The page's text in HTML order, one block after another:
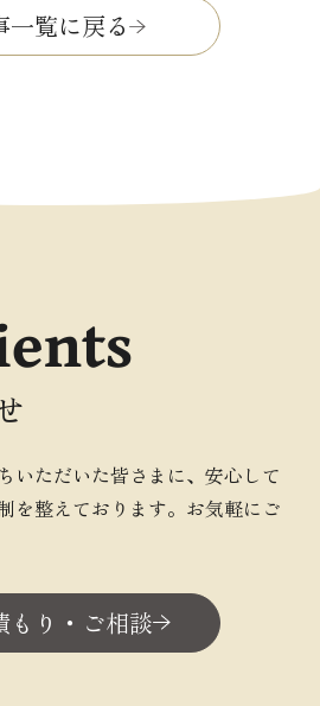
一覧に戻る
いただいた皆さまに、安心して
を整えております。お気軽にご
もり・ご相談